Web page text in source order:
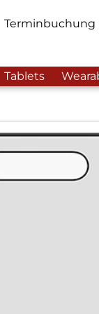
Terminbuchung
Tablets